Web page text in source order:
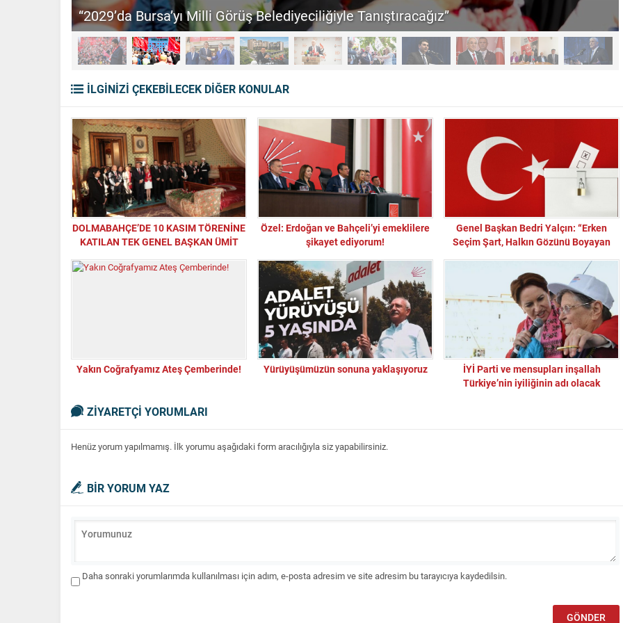
“2029’da Bursa’yı Milli Görüş Belediyeciliğiyle Tanıştıracağız”
İLGİNİZİ ÇEKEBİLECEK DİĞER KONULAR
DOLMABAHÇE’DE 10 KASIM TÖRENİNE
KATILAN TEK GENEL BAŞKAN ÜMİT
Özel: Erdoğan ve Bahçeli’yi emeklilere
şikayet ediyorum!
Genel Başkan Bedri Yalçın: “Erken
Seçim Şart, Halkın Gözünü Boyayan
Yakın Coğrafyamız Ateş Çemberinde! Yürüyüşümüzün sonuna yaklaşıyoruz
İYİ Parti ve mensupları inşallah
Türkiye’nin iyiliğinin adı olacak
ZİYARETÇİ YORUMLARI
Henüz yorum yapılmamış. İlk yorumu aşağıdaki form aracılığıyla siz yapabilirsiniz.
BİR YORUM YAZ
Daha sonraki yorumlarımda kullanılması için adım, e-posta adresim ve site adresim bu tarayıcıya kaydedilsin.
“Sandık Emaneti Kişisel İkbal İçin Kullanılamaz”